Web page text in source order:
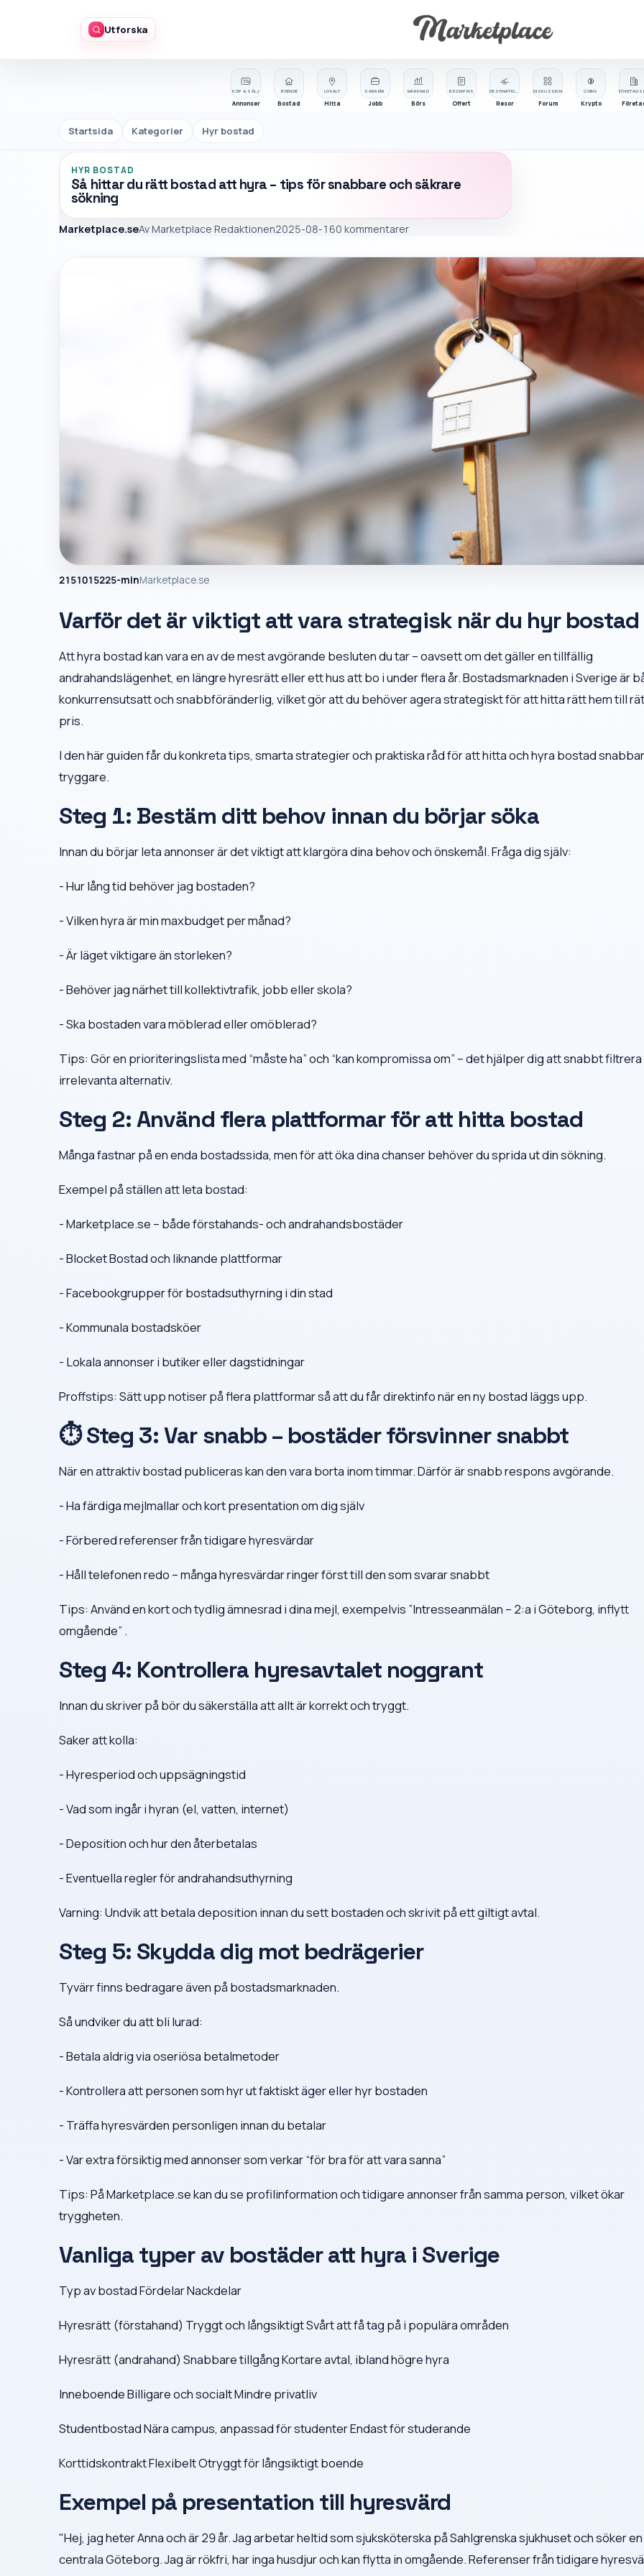
Utforska
KÖP & SÄLJ
Annonser
BOENDE
Bostad
BE OM PRIS
Offert
MARKNAD
Börs
LOKALT
Hitta
KARRIÄR
Jobb Resor
COINS
Krypto
DISKUSSION
Forum
Startsida Kategorier Hyr bostad
HYR BOSTAD
Så hittar du rätt bostad att hyra – tips för snabbare och säkrare
sökning
Marketplace.seAvMarketplace Redaktionen2025-08-160 kommentarer
2151015225-minMarketplace.se
Varför det är viktigt att vara strategisk när du hyr bostad
Att hyra bostad kan vara en av de mest avgörande besluten du tar – oavsett om det gäller en tillfällig
andrahandslägenhet, en längre hyresrätt eller ett hus att bo i under flera år. Bostadsmarknaden i Sverige är
konkurrensutsatt och snabbföränderlig, vilket gör att du behöver agera strategiskt för att hitta rätt hem till
pris.
I den här guiden får du konkreta tips, smarta strategier och praktiska råd för att hitta och hyra bostad
tryggare.
Steg 1: Bestäm ditt behov innan du börjar söka
Innan du börjar leta annonser är det viktigt att klargöra dina behov och önskemål. Fråga dig själv:
- Hur lång tid behöver jag bostaden?
- Vilken hyra är min maxbudget per månad?
- Är läget viktigare än storleken?
- Behöver jag närhet till kollektivtrafik, jobb eller skola?
- Ska bostaden vara möblerad eller omöblerad?
Tips: Gör en prioriteringslista med “måste ha” och “kan kompromissa om” – det hjälper dig att snabbt
irrelevanta alternativ.
Steg 2: Använd flera plattformar för att hitta bostad
Många fastnar på en enda bostadssida, men för att öka dina chanser behöver du sprida ut din sökning.
Exempel på ställen att leta bostad:
- Marketplace.se – både förstahands- och andrahandsbostäder
- Blocket Bostad och liknande plattformar
- Facebookgrupper för bostadsuthyrning i din stad
- Kommunala bostadsköer
- Lokala annonser i butiker eller dagstidningar
Proffstips: Sätt upp notiser på flera plattformar så att du får direktinfo när en ny bostad läggs upp.
⏱ Steg 3: Var snabb – bostäder försvinner snabbt
När en attraktiv bostad publiceras kan den vara borta inom timmar. Därför är snabb respons avgörande.
- Ha färdiga mejlmallar och kort presentation om dig själv
- Förbered referenser från tidigare hyresvärdar
- Håll telefonen redo – många hyresvärdar ringer först till den som svarar snabbt
Tips: Använd en kort och tydlig ämnesrad i dina mejl, exempelvis ”Intresseanmälan – 2:a i Göteborg, inflytt
omgående” .
Steg 4: Kontrollera hyresavtalet noggrant
Innan du skriver på bör du säkerställa att allt är korrekt och tryggt.
Saker att kolla:
- Hyresperiod och uppsägningstid
- Vad som ingår i hyran (el, vatten, internet)
- Deposition och hur den återbetalas
- Eventuella regler för andrahandsuthyrning
Varning: Undvik att betala deposition innan du sett bostaden och skrivit på ett giltigt avtal.
Steg 5: Skydda dig mot bedrägerier
Tyvärr finns bedragare även på bostadsmarknaden.
Så undviker du att bli lurad:
- Betala aldrig via oseriösa betalmetoder
- Kontrollera att personen som hyr ut faktiskt äger eller hyr bostaden
- Träffa hyresvärden personligen innan du betalar
- Var extra försiktig med annonser som verkar “för bra för att vara sanna”
Tips: På Marketplace.se kan du se profilinformation och tidigare annonser från samma person, vilket ökar
tryggheten.
Vanliga typer av bostäder att hyra i Sverige
Typ av bostad Fördelar Nackdelar
Hyresrätt (förstahand) Tryggt och långsiktigt Svårt att få tag på i populära områden
Hyresrätt (andrahand) Snabbare tillgång Kortare avtal, ibland högre hyra
Inneboende Billigare och socialt Mindre privatliv
Studentbostad Nära campus, anpassad för studenter Endast för studerande
Korttidskontrakt Flexibelt Otryggt för långsiktigt boende
Exempel på presentation till hyresvärd
"Hej, jag heter Anna och är 29 år. Jag arbetar heltid som sjuksköterska på Sahlgrenska sjukhuset och söker
centrala Göteborg. Jag är rökfri, har inga husdjur och kan flytta in omgående. Referenser från tidigare